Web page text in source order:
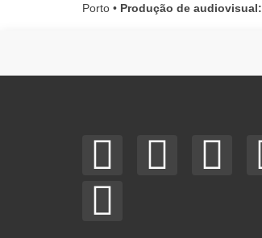
Porto • Produção de audiovisual: